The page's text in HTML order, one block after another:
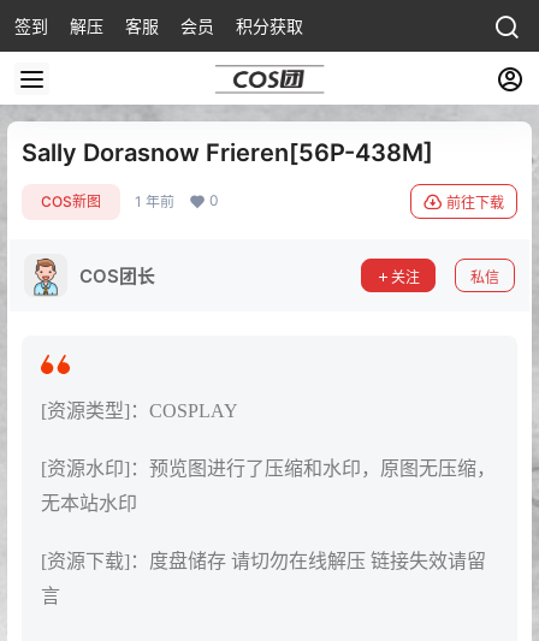
签到 解压 客服 会员 积分获取
Sally Dorasnow Frieren[56P-438M]
COS新图 1 年前 0 前往下载
COS团长 关注 私信
[资源类型]：COSPLAY
[资源水印]：预览图进行了压缩和水印，原图无压缩，
无本站水印
[资源下载]：度盘储存 请切勿在线解压 链接失效请留
言